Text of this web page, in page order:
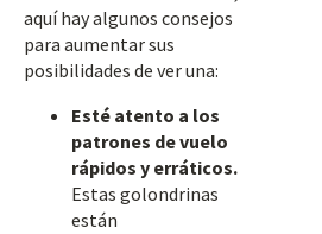
aquí hay algunos consejos
para aumentar sus
posibilidades de ver una:
Esté atento a los
patrones de vuelo
rápidos y erráticos.
Estas golondrinas
están